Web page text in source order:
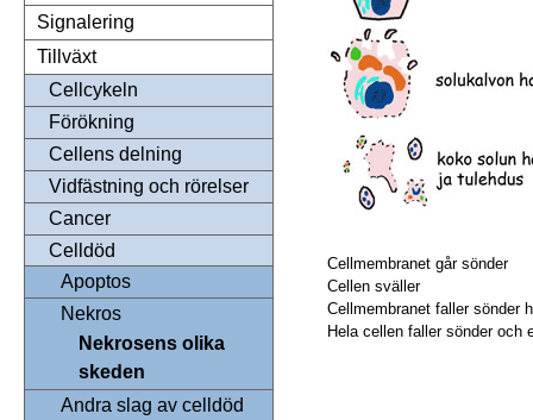
Signalering
Tillväxt
Cellcykeln
Förökning
Cellens delning
Vidfästning och rörelser
Cancer
Celldöd
Apoptos
Nekros
Nekrosens olika
skeden
Andra slag av celldöd
Cellmembranet går sönder
Cellen sväller
Cellmembranet faller sönder
Hela cellen faller sönder och